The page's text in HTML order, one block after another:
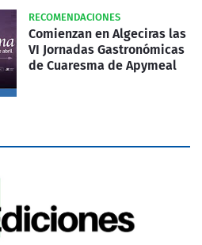
RECOMENDACIONES
Comienzan en Algeciras las
VI Jornadas Gastronómicas
de Cuaresma de Apymeal